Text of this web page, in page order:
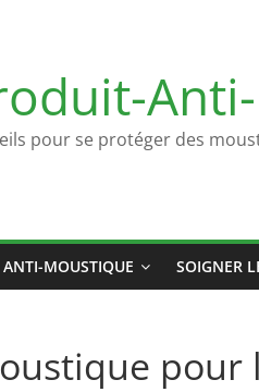
pour se protéger des
MOUSTIQUE SOIGNER
pour